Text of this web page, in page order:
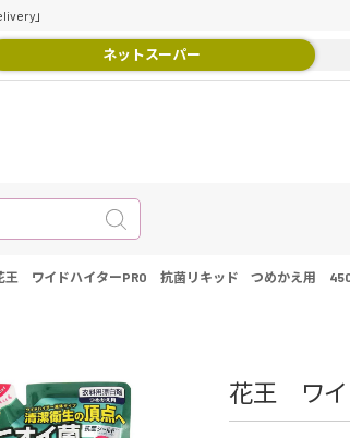
」
ネットスーパー
王 ワイドハイターPRO 抗菌リキッド つめかえ用 450
花王 ワイ